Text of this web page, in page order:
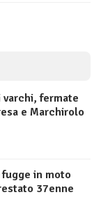
fermate
e Marchirolo
in moto
37enne